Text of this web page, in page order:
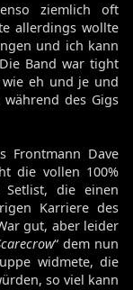
ziemlich oft
allerdings wollte
und ich kann
Band war tight
eh und je und
des Gigs
Frontmann Dave
die vollen 100%
die einen
Karriere des
gut, aber leider
“ dem nun
widmete, die
so viel kann